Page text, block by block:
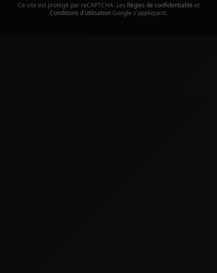
Ce site est protégé par reCAPTCHA. Les Règles de confidentialité et
Conditions d'utilisationGoogle s'appliquent.